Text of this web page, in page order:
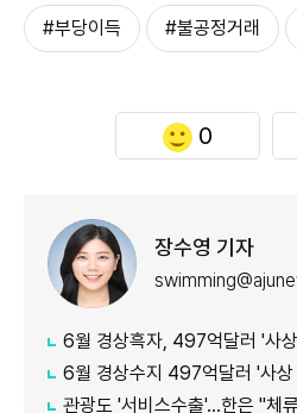
#부당이득 #불공정거래
0
장수영 기자
6월 경상흑자, 497억달러 '사
6월 경상수지 497억달러 '사상 최
관광도 '서비스수출'…한은 "체